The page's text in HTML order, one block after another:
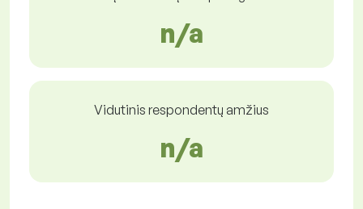
n/a
Vidutinis respondentų amžius
n/a